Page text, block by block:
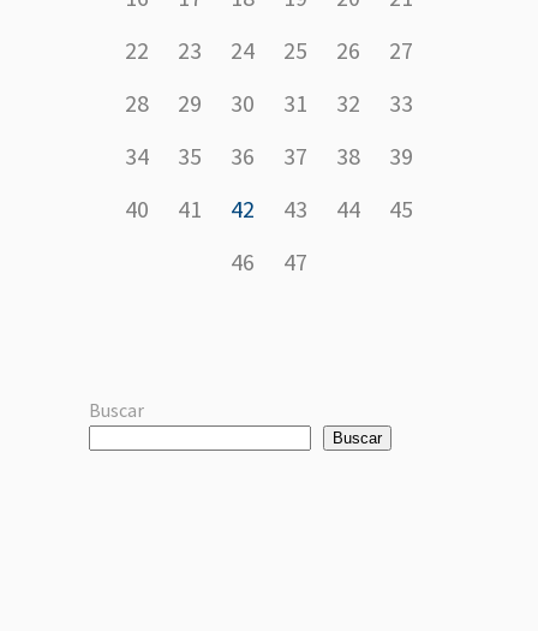
22
23 24 25 26
27
28
29 30 31 32
33
34
35 36 37 38
39
40
41 42 43 44
45
46
47
Buscar
Buscar